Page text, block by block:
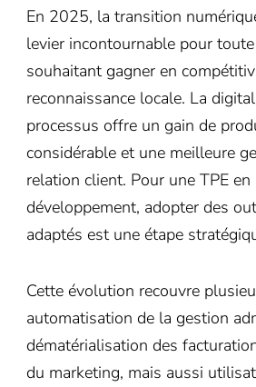
En 2025, la transition
levier incontournable pour
souhaitant gagner en
reconnaissance locale. La
processus offre un gain de
considérable et une meilleure
relation client. Pour une TPE
développement, adopter des
adaptés est une étape
Cette évolution recouvre
automatisation de la gestion
dématérialisation des
du marketing, mais aussi